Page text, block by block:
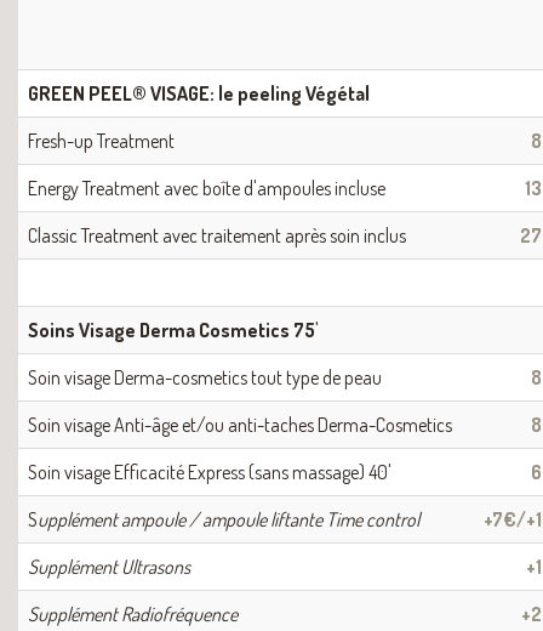
GREEN PEEL® VISAGE: le peeling Végétal
Fresh-up Treatment
Energy Treatment avec boîte d'ampoules incluse
Classic Treatment avec traitement après soin inclus
Soins Visage Derma Cosmetics 75'
Soin visage Derma-cosmetics tout type de peau
Soin visage Anti-âge et/ou anti-taches Derma-Cosmetics
Soin visage Efficacité Express (sans massage) 40'
Supplément ampoule / ampoule liftante Time control
+7€/
Supplément Ultrasons
Supplément Radiofréquence